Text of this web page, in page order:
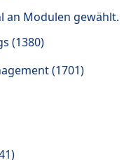
an Modulen gewählt.
(1380)
(1701)